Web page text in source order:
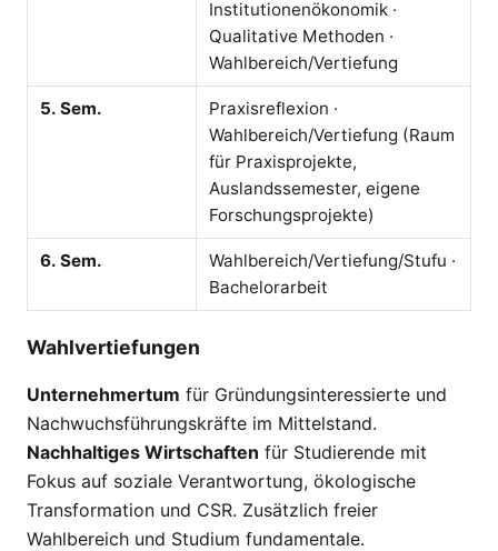
Institutionenökonomik ·
Qualitative Methoden ·
Wahlbereich/Vertiefung
5. Sem.
Praxisreflexion ·
Wahlbereich/Vertiefung (Raum
für Praxisprojekte,
Auslandssemester, eigene
Forschungsprojekte)
6. Sem.
Wahlbereich/Vertiefung/Stufu ·
Bachelorarbeit
Wahlvertiefungen
Unternehmertum für Gründungsinteressierte und
Nachwuchsführungskräfte im Mittelstand.
Nachhaltiges Wirtschaften für Studierende mit
Fokus auf soziale Verantwortung, ökologische
Transformation und CSR. Zusätzlich freier
Wahlbereich und Studium fundamentale.